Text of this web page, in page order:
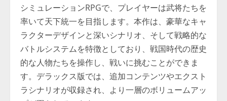
シミュレーションRPGで、プレイヤーは武将たちを
率いて天下統一を目指します。本作は、豪華なキャ
ラクターデザインと深いシナリオ、そして戦略的な
バトルシステムを特徴としており、戦国時代の歴史
的な人物たちを操作し、戦いに挑むことができま
す。デラックス版では、追加コンテンツやエクスト
ラシナリオが収録され、より一層のボリュームアッ